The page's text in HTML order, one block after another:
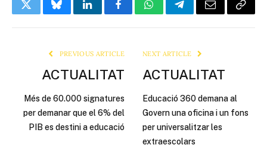
TwitterBlueskyLinkedInFacebookWhatsAppTelegramEmail Copy
PREVIOUS ARTICLE
ACTUALITAT
Més de 60.000 signatures
per demanar que el 6% del
PIB es destini a educació
NEXT ARTICLE
ACTUALITAT
Educació 360 demana al
Govern una oficina i un fons
per universalitzar les
extraescolars